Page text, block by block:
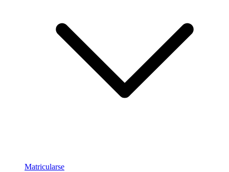
Matricularse